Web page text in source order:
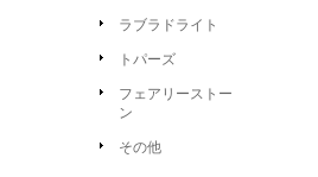
ラブラドライト
トパーズ
フェアリーストー
ン
その他